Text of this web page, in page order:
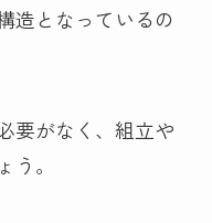
造となっているの
要がなく、組立や
。